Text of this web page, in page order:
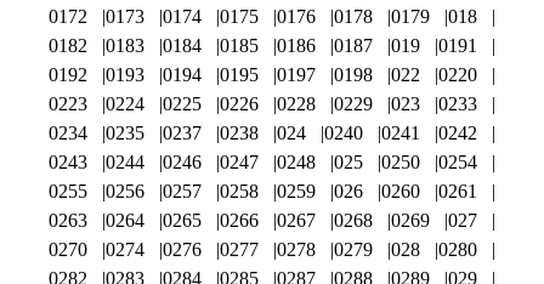
0172
0173 0174 0175 0176 0178 0179
018
0182
0183 0184 0185 0186 0187 019
0191
0192
0193 0194 0195 0197 0198 022
0220
0223
0224 0225 0226 0228 0229 023
0233
0234
0235 0237 0238 024 0240 0241
0242
0243
0244 0246 0247 0248 025 0250
0254
0255
0256 0257 0258 0259 026 0260
0261
0263
0264 0265 0266 0267 0268 0269
027
0270
0274 0276 0277 0278 0279 028
0280
0282
0283 0284 0285 0287 0288 0289 029